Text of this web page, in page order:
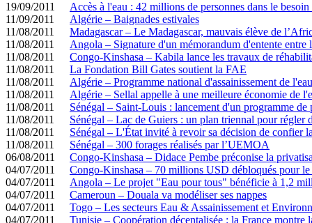
19/09/2011
Accès à l'eau : 42 millions de personnes dans le
11/09/2011
Algérie – Baignades estivales
11/08/2011
Madagascar – Le Madagascar, mauvais élève de
11/08/2011
Angola – Signature d'un mémorandum d'entente
11/08/2011
Congo-Kinshasa – Kabila lance les travaux de
11/08/2011
La Fondation Bill Gates soutient la FAE
11/08/2011
Algérie – Programme national d'assainissement de
11/08/2011
Algérie – Sellal appelle à une meilleure économie de
11/08/2011
Sénégal – Saint-Louis : lancement d'un programme
11/08/2011
Sénégal – Lac de Guiers : un plan triennal pour régler
11/08/2011
Sénégal – L'État invité à revoir sa décision de confier
11/08/2011
Sénégal – 300 forages réalisés par l’UEMOA
06/08/2011
Congo-Kinshasa – Didace Pembe préconise la
04/07/2011
Congo-Kinshasa – 70 millions USD débloqués pour
04/07/2011
Angola – Le projet "Eau pour tous" bénéficie à 1,2
04/07/2011
Cameroun – Douala va modéliser ses nappes
04/07/2011
Togo – Les secteurs Eau & Assainissement et
04/07/2011
Tunisie – Coopération décentalisée : la France